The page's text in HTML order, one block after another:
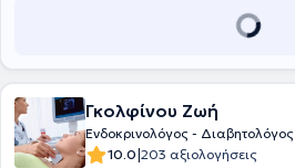
Γκολφίνου Ζωή
Ενδοκρινολόγος - Διαβητολόγος
10.0|203 αξιολογήσεις